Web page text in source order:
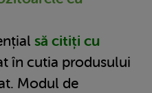
să citiți cu
în cutia produsului
Modul de